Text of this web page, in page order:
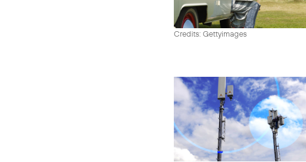
Credits: Gettyimages